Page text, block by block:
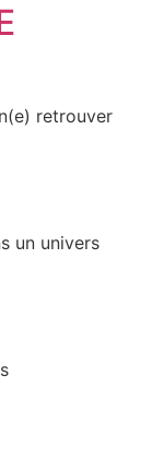
retrouver
un univers